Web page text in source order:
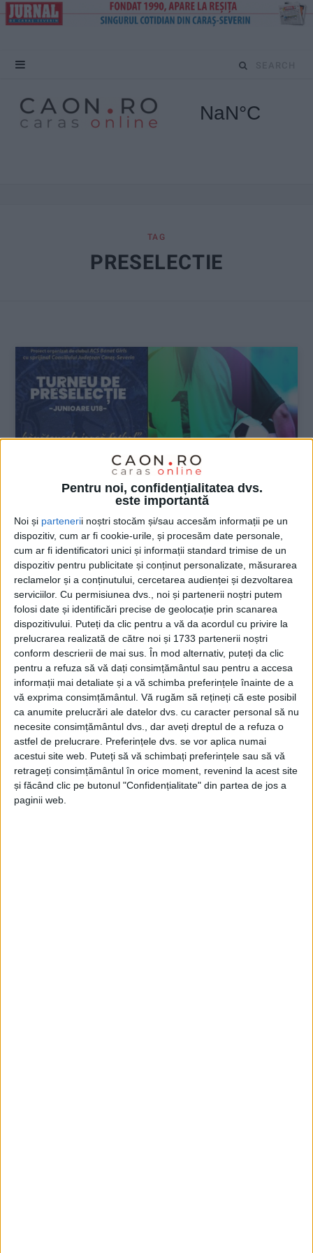
Pentru noi, confidențialitatea dvs.
este importantă
Noi și partenerii noștri stocăm și/sau accesăm informații pe un
dispozitiv, cum ar fi cookie-urile, și procesăm date personale,
cum ar fi identificatori unici și informații standard trimise de un
dispozitiv pentru publicitate și conținut personalizate, măsurarea
reclamelor și a conținutului, cercetarea audienței și dezvoltarea
serviciilor. Cu permisiunea dvs., noi și partenerii noștri putem
folosi date și identificări precise de geolocație prin scanarea
dispozitivului. Puteți da clic pentru a vă da acordul cu privire la
prelucrarea realizată de către noi și 1733 partenerii noștri
conform descrierii de mai sus. În mod alternativ, puteți da clic
pentru a refuza să vă dați consimțământul sau pentru a accesa
informații mai detaliate și a vă schimba preferințele înainte de a
vă exprima consimțământul. Vă rugăm să rețineți că este posibil
ca anumite prelucrări ale datelor dvs. cu caracter personal să nu
necesite consimțământul dvs., dar aveți dreptul de a refuza o
astfel de prelucrare. Preferințele dvs. se vor aplica numai
acestui site web. Puteți să vă schimbați preferințele sau să vă
retrageți consimțământul în orice moment, revenind la acest site
și făcând clic pe butonul "Confidențialitate" din partea de jos a
paginii web.
S
TAG
PRESELECTIE
SPORT
ACS Banat Girls caută fete pentru
fotbalul din județ
15 OCTOMBRIE 2021, 02:15 PM 2 MINUTE DE CITIRE
REȘIȚA – Oficialii de la ACS Banat Girls fac o selecție sâmbătă,
16 octombrie, între orele 13:00-15:00, la Sala Polivalentă,
pentru a găsit tinere talente pentru fotbalul feminin!
Arhive